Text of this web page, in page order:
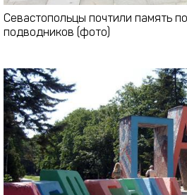
Севастопольцы почтили память
подводников (фото)